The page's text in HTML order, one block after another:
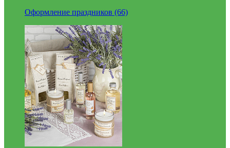
Оформление праздников (66)